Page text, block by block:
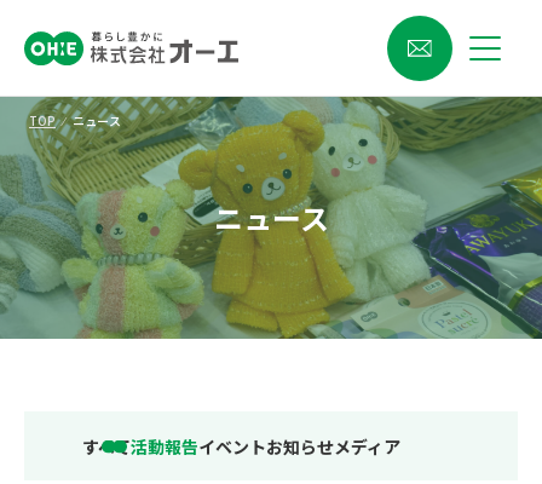
TOP ⁄ ニュース
ニュース
すべて活動報告イベントお知らせメディア